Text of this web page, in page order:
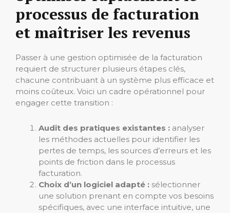
processus de facturation
et maîtriser les revenus
Passer à une gestion optimisée de la facturation
requiert de structurer plusieurs étapes clés,
chacune contribuant à un système plus efficace et
moins coûteux. Voici un cadre opérationnel pour
engager cette transition :
Audit des pratiques existantes : analyser
les méthodes actuelles pour identifier les
pertes de temps, les sources d’erreurs et les
points de friction dans le processus
facturation.
Choix d’un logiciel adapté : sélectionner
une solution prenant en compte vos besoins
spécifiques, avec une interface intuitive, une